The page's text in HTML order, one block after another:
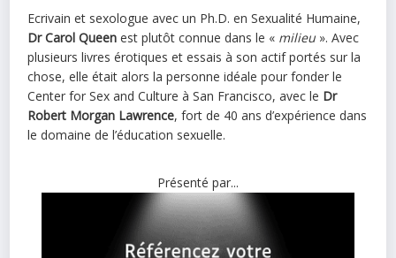
Ecrivain et sexologue avec un Ph.D. en Sexualité Humaine,
Dr Carol Queen est plutôt connue dans le « milieu ». Avec
plusieurs livres érotiques et essais à son actif portés sur la
chose, elle était alors la personne idéale pour fonder le
Center for Sex and Culture à San Francisco, avec le Dr
Robert Morgan Lawrence, fort de 40 ans d’expérience dans
le domaine de l’éducation sexuelle.
Présenté par...